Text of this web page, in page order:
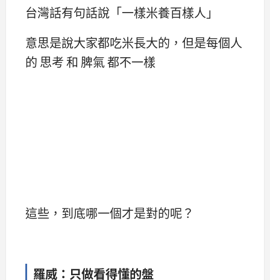
台灣話有句話說「一樣米養百樣人」
意思是說大家都吃米長大的，但是每個人
的 思考 和 脾氣 都不一樣
這些，到底哪一個才是對的呢？
羅威：只做看得懂的盤